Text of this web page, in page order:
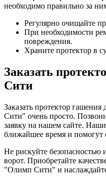
необходимо правильно за
Регулярно очищайте
При необходимости
повреждения.
Храните протектор в
Заказать
Сити
Заказать протектор
Сити" очень просто.
заявку на нашем сайте.
ближайшее время и помогут
Не рискуйте безопасностью
ворот. Приобретайте
"Олимп Сити" и